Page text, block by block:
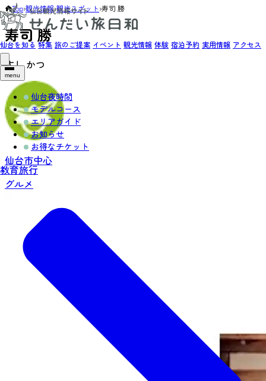
仙台を知る 特集 旅のご提案 イベント 観光情報 体験 宿泊予約 実用情報 アクセス
menu
仙台夜時間
モデルコース
エリアガイド
お知らせ
お得なチケット
教育旅行
Top›観光情報›観光スポット›寿司 勝
寿司 勝
すし かつ
仙台市中心
グルメ